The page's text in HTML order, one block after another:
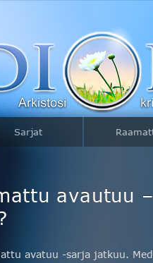
Sarjat
avautuu
avatuu -sarja jatkuu.